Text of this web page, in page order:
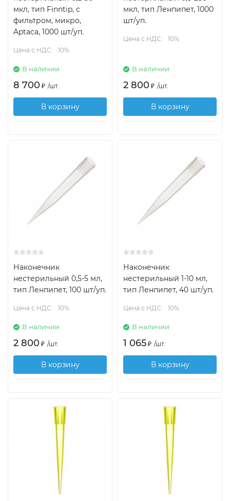
мкл, тип Finntip, с
фильтром, микро,
Aptaca, 1000 шт/уп.
Цена с НДС: 10%
В наличии
8 700 ₽ /шт.
В корзину
мкл, тип Ленпипет, 1000
шт/уп.
Цена с НДС: 10%
В наличии
2 800 ₽ /шт.
В корзину
Наконечник
нестерильный 0,5-5 мл,
тип Ленпипет, 100 шт/уп.
Цена с НДС: 10%
В наличии
2 800 ₽ /шт.
В корзину
Наконечник
нестерильный 1-10 мл,
тип Ленпипет, 40 шт/уп.
Цена с НДС: 10%
В наличии
1 065 ₽ /шт.
В корзину